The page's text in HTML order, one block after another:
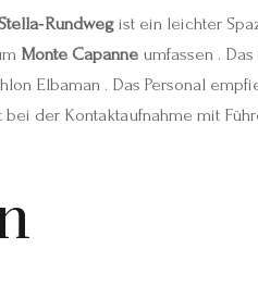
ist ein leichter
Monte Capanne umfassen .
Elbaman . Das Personal
bei der Kontaktaufnahme mit